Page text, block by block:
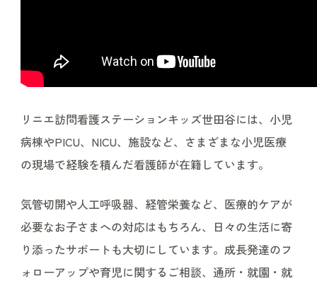
リニエ訪問看護ステーションキッズ世田谷には、小児
病棟やPICU、NICU、施設など、さまざまな小児医療
の現場で経験を積んだ看護師が在籍しています。
気管切開や人工呼吸器、経管栄養など、医療的ケアが
必要なお子さまへの対応はもちろん、日々の生活に寄
り添ったサポートも大切にしています。成長発達のフ
ォローアップや育児に関するご相談、通所・就園・就